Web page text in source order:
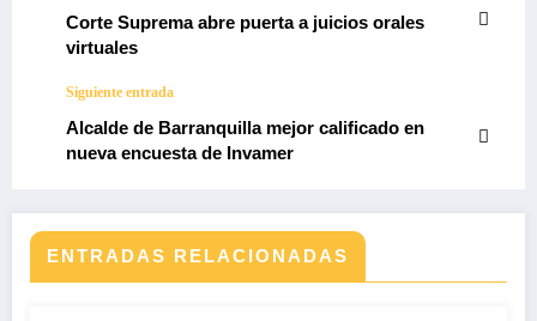
Corte Suprema abre puerta a juicios orales
virtuales
Siguiente entrada
Alcalde de Barranquilla mejor calificado en
nueva encuesta de Invamer
ENTRADAS RELACIONADAS